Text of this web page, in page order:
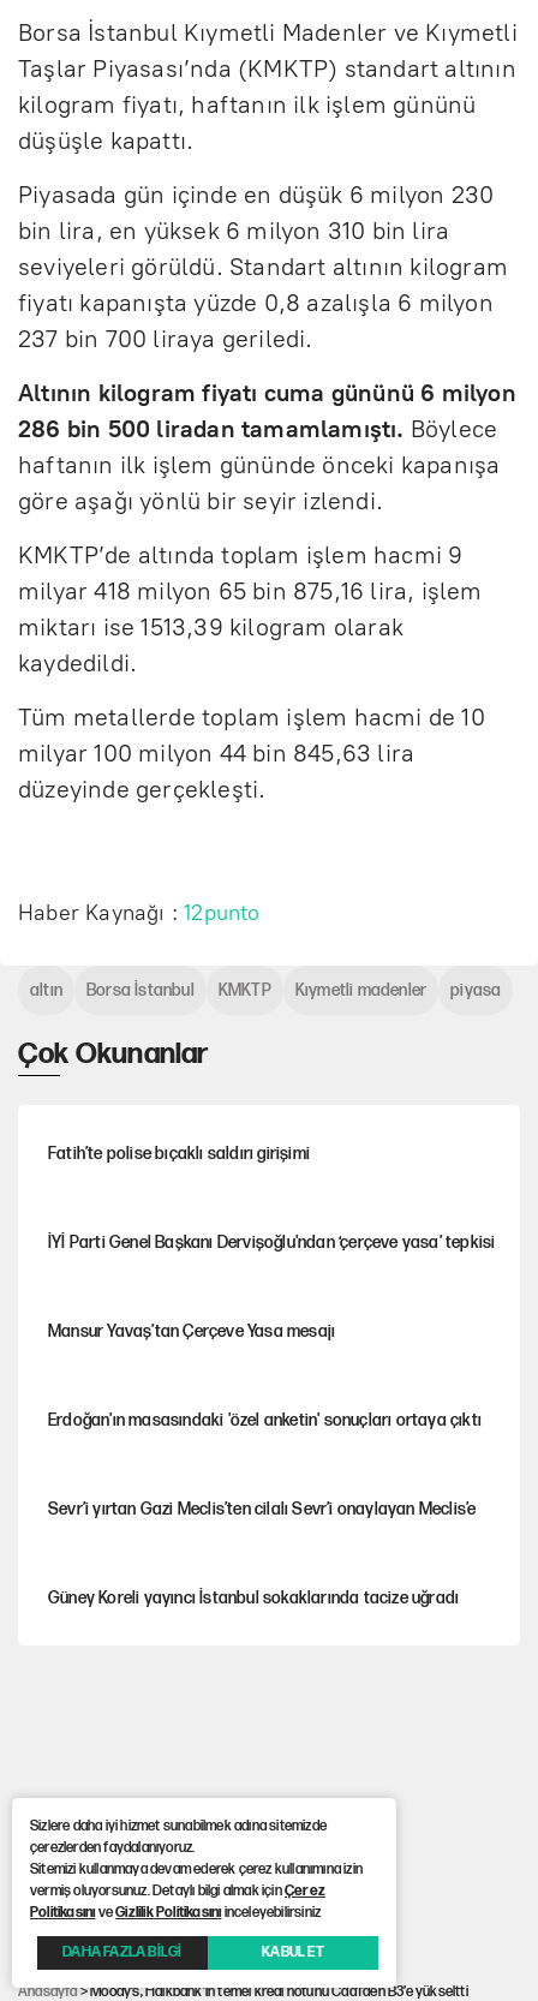
Borsa İstanbul Kıymetli Madenler ve Kıymetli
Taşlar Piyasası’nda (KMKTP) standart altının
kilogram fiyatı, haftanın ilk işlem gününü
düşüşle kapattı.
Piyasada gün içinde en düşük 6 milyon 230
bin lira, en yüksek 6 milyon 310 bin lira
seviyeleri görüldü. Standart altının kilogram
fiyatı kapanışta yüzde 0,8 azalışla 6 milyon
237 bin 700 liraya geriledi.
Altının kilogram fiyatı cuma gününü 6 milyon
286 bin 500 liradan tamamlamıştı. Böylece
haftanın ilk işlem gününde önceki kapanışa
göre aşağı yönlü bir seyir izlendi.
KMKTP’de altında toplam işlem hacmi 9
milyar 418 milyon 65 bin 875,16 lira, işlem
miktarı ise 1513,39 kilogram olarak
kaydedildi.
Tüm metallerde toplam işlem hacmi de 10
milyar 100 milyon 44 bin 845,63 lira
düzeyinde gerçekleşti.
Haber Kaynağı :12punto
Çok Okunanlar
Fatih’te polise bıçaklı saldırı girişimi
İYİ Parti Genel Başkanı Dervişoğlu'ndan ‘çerçeve yasa’ tepkisi
Mansur Yavaş’tan Çerçeve Yasa mesajı
Erdoğan'ın masasındaki 'özel anketin' sonuçları ortaya çıktı
Sevr’i yırtan Gazi Meclis’ten cilalı Sevr’i onaylayan Meclis’e
Güney Koreli yayıncı İstanbul sokaklarında tacize uğradı
Kılıçdaroğlu’ndan çerçeve yasa mesajı
UltraAslan lideri Sebahattin Şirin gözaltında
altın Borsa İstanbul KMKTP Kıymetli madenler piyasa
Anasayfa> Moody’s, Halkbank’ın temel kredi notunu Caa1’den B3’e yükseltti
Sizlere daha iyi hizmet sunabilmek adına sitemizde
çerezlerden faydalanıyoruz.
Sitemizi kullanmaya devam ederek çerez kullanımına izin
vermiş oluyorsunuz. Detaylı bilgi almak içinÇerez
PolitikasınıveGizlilik Politikasınıinceleyebilirsiniz
DAHA FAZLA BİLGİ KABUL ET